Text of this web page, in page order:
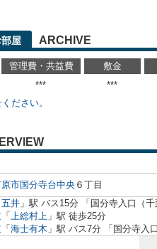
屋 ARCHIVE
管理費・共益費 敷金
*** ***
ださい。
市国分寺台中央 ６丁目
五井 」駅 バス15分 「国分寺入口（
「 上総村上 」駅 徒歩25分
「 海士有木 」駅 バス7分 「国分寺入